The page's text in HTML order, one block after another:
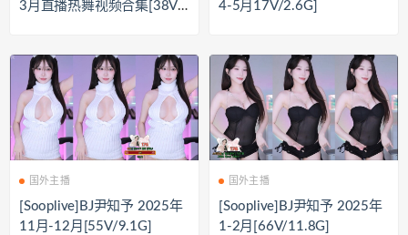
3月直播热舞视频合集[38V/
4-5月17V/2.6G]
国外主播
[Sooplive]BJ尹知予 2025年
11月-12月[55V/9.1G]
国外主播
[Sooplive]BJ尹知予 2025年
1-2月[66V/11.8G]